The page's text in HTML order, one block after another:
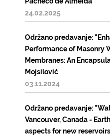
24.02.2025
Održano predavanje:
Performance of Masonry
Membranes: An
Mojsilović
03.11.2024
Održano predavanje:
Vancouver, Canada -
aspects for new